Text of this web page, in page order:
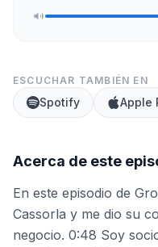
ESCUCHAR TAMBIÉN EN
Spotify Apple
Acerca de este
En este episodio de
Cassorla y me dio su
negocio. 0:48 Soy